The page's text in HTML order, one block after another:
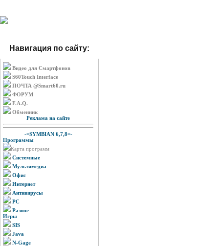
Навигация по сайту:
Видео для Смартфонов
S60Touch Interface
ПОЧТА @Smart60.ru
ФОРУМ
F.A.Q.
Обменник
Реклама на сайте
-=SYMBIAN 6,7,8=-
Программы
Карта программ
Системные
Мультимедиа
Офис
Интернет
Антивирусы
PC
Разное
Игры
SIS
Java
N-Gage